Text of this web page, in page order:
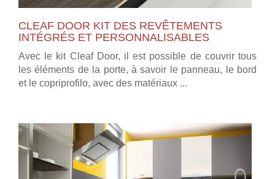
CLEAF DOOR KIT DES REVÊTEMENTS
INTÉGRÉS ET PERSONNALISABLES
Avec le kit Cleaf Door, il est possible de couvrir tous
les éléments de la porte, à savoir le panneau, le bord
et le copriprofilo, avec des matériaux ...